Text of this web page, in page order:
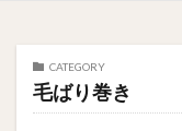
CATEGORY
毛ばり巻き